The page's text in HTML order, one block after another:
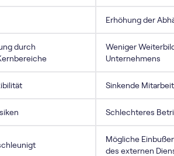
Erhöhung der
durch
Weniger
Unternehmens
Sinkende
Schlechteres
Mögliche
des externen